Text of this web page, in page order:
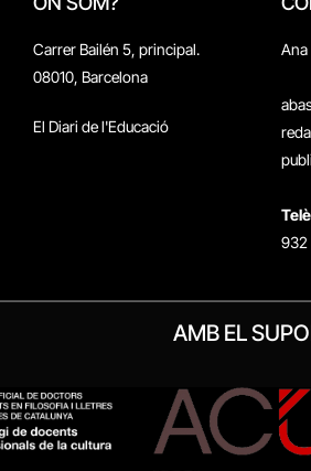
Carrer Bailén 5, principal.
08010, Barcelona
El Diari de l'Educació
Ana
932
AMB EL